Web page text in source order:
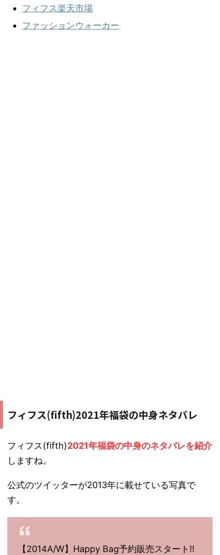
フィフス楽天市場
ファッションウォーカー
フィフス(fifth)2021年福袋の中身ネタバレ
フィフス(fifth)2021年福袋の中身のネタバレを紹介
しますね。
公式のツイッターが2013年に載せている写真で
す。
【2014A/W】Happy Bag予約販売スタート!!